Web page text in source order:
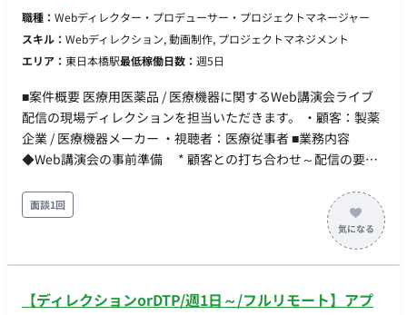
ー 1名（1社専任コミット） バックオフィス・サポート：社内の
Meta広告専任コンサルタント（運用担当）およびクリエイティ
ブ制作チーム ■ 業務の流れ ・日次（デイリー）: 朝報告にて当
有。日中の顧客からの質問に対する都度打ち返し（効果不調時
のリカバリー策、好調時の増枠提案など）、15分程度のデイリ
ー打合せ。 ・週次（ウィークリー）: LPO定例（30分）、クリ
エイティブ（CR）定例（1時間）、全体定例（1.5時間）の実
の分析に基づく新規クリエイティブのディレクション、教育業
界のトレンドに応じた新規訴求の起案。 ■稼働について 開始
日：即日 リモート可否：フルリモート可 働き方：8時間×週5日
PC：貸与品使用
職種： Webディレクター・プロデューサー・プロジェクトマネージャー
スキル： Webディレクション, 動画制作, プロジェクトマネジメント
エリア： 東日本橋駅最低稼働日数： 週5日
■案件概要 医療用医薬品 / 医療機器に関するWeb講演会ライブ
配信の現場ディレクションを担当いただきます。 ・顧客：製薬
企業 / 医療機器メーカー ・視聴者：医療従事者 ■業務内容
◆Web講演会の事前準備 * 顧客との打ち合わせ～配信の要件
材構成・人員配置） * 外部協力会社との連絡、調整 ◆配信当
日の現場オペレーション * 配信会場の設営、機材施工 * 外
部協力会社含む当日スタッフへの指示、統括 * 配信ディレク
ション・映像音響機器のオペレート * 出演者医師への接遇対
* 障害発生時の切り分け～原因特定～復旧 * 現場トラブル
面談1回
【ディレクションorDTP/週1日～/フルリモート】アプ